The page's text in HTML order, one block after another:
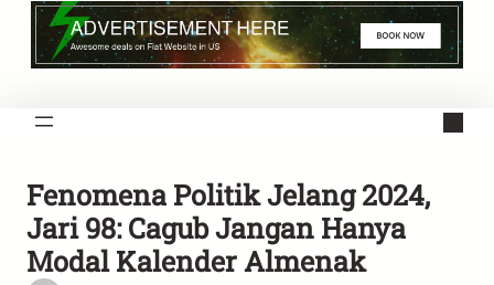
Fenomena Politik Jelang 2024,
Jari 98: Cagub Jangan Hanya
Modal Kalender Almenak